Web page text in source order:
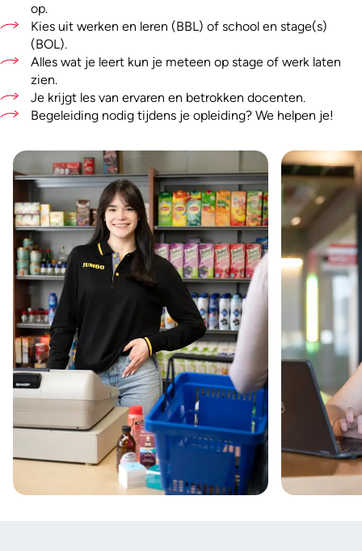
op.
Kies uit werken en leren (BBL) of school en stage(s)
(BOL).
Alles wat je leert kun je meteen op stage of werk laten
zien.
Je krijgt les van ervaren en betrokken docenten.
Begeleiding nodig tijdens je opleiding? We helpen je!